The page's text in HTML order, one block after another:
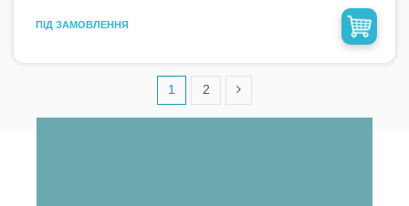
ПІД ЗАМОВЛЕННЯ
1 2